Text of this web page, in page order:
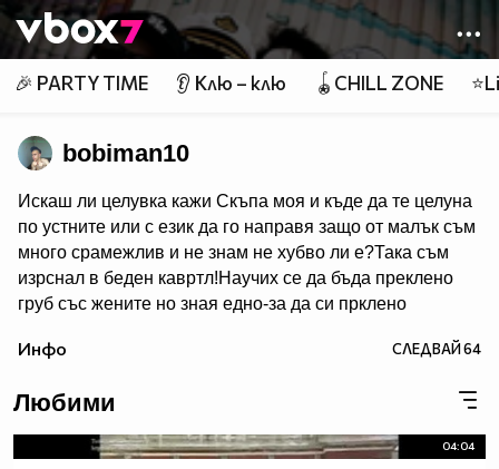
Member of
👾
🎉 PARTY TIME 👂 Клю – клю 🪀CHILL ZONE
bobiman10
Искаш ли целувка кажи Скъпа моя и къде да те целуна
по устните или с език да го направя защо от малък съм
много срaмeжлив и не знам не хубво ли e?Така съм
изрснал в беден кавртл!Научих се да бъда преклено
груб със жените но зная едно-за да си прклено
Боби_Табелката по прякор bobiman10 ;)
Инфо СЛЕДВАЙ64
Любими
04:04